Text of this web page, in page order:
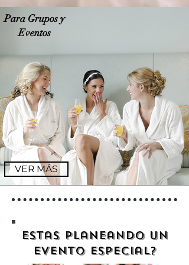
Para Grupos y
Eventos
VER MÁS
Estas planeando un
evento especial?